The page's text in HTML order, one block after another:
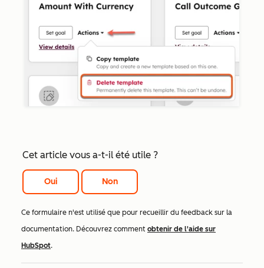
Cet article vous a-t-il été utile ?
Oui Non
Ce formulaire n'est utilisé que pour recueillir du feedback sur la
documentation. Découvrez comment obtenir de l'aide sur
HubSpot.